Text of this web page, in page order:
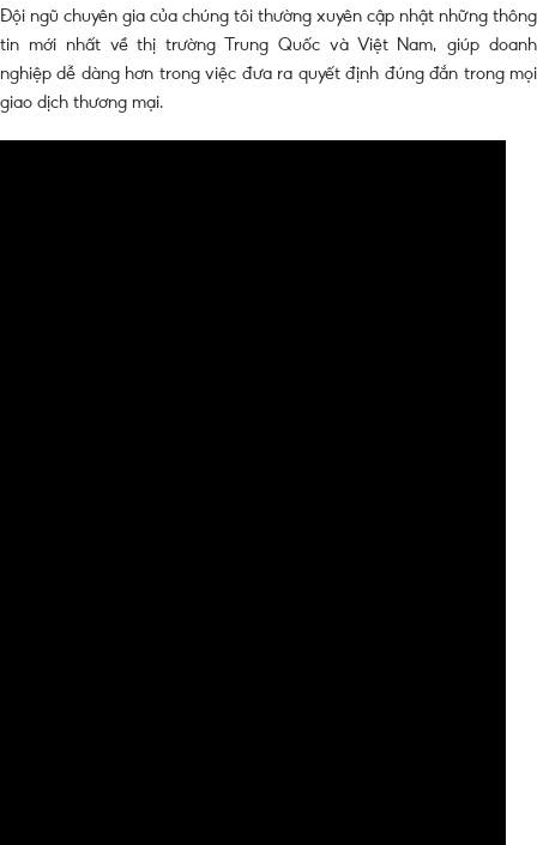
Đội ngũ chuyên gia của chúng tôi thường xuyên cập nhật những thông
tin mới nhất về thị trường Trung Quốc và Việt Nam, giúp doanh
nghiệp dễ dàng hơn trong việc đưa ra quyết định đúng đắn trong mọi
giao dịch thương mại.